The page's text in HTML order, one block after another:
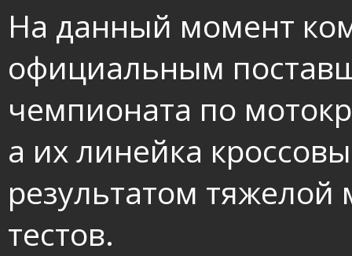
На данный момент
официальным
чемпионата по
а их линейка
результатом
тестов.